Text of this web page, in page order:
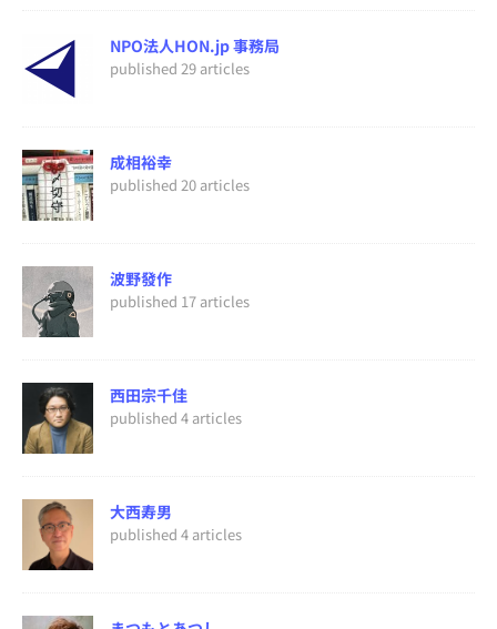
NPO法人HON.jp 事務局
published 29 articles
成相裕幸
published 20 articles
波野發作
published 17 articles
西田宗千佳
published 4 articles
大西寿男
published 4 articles